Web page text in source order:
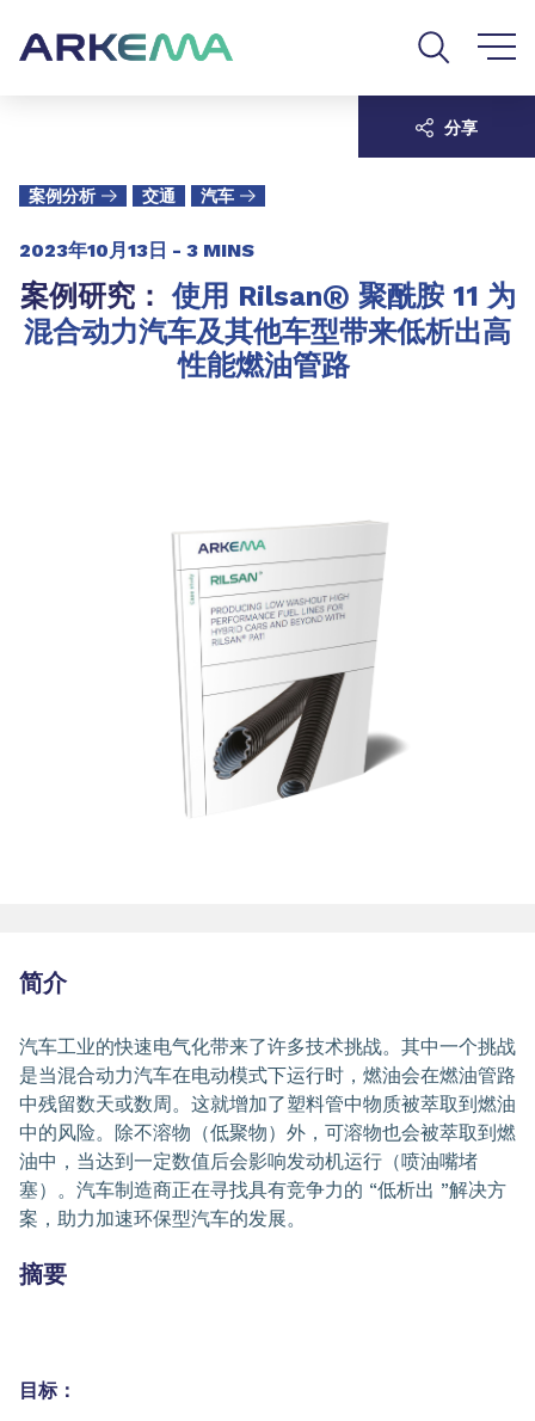
案例分析 交通 汽车
2023年10月13日 - 3 MINS
案例研究：使用 Rilsan® 聚酰胺 11 为
混合动力汽车及其他车型带来低析出高
性能燃油管路
分享
简介
汽车工业的快速电气化带来了许多技术挑战。其中一个挑战
是当混合动力汽车在电动模式下运行时，燃油会在燃油管路
中残留数天或数周。这就增加了塑料管中物质被萃取到燃油
中的风险。除不溶物（低聚物）外，可溶物也会被萃取到燃
油中，当达到一定数值后会影响发动机运行（喷油嘴堵
塞）。汽车制造商正在寻找具有竞争力的 “低析出 ”解决方
案，助力加速环保型汽车的发展。
摘要
目标：